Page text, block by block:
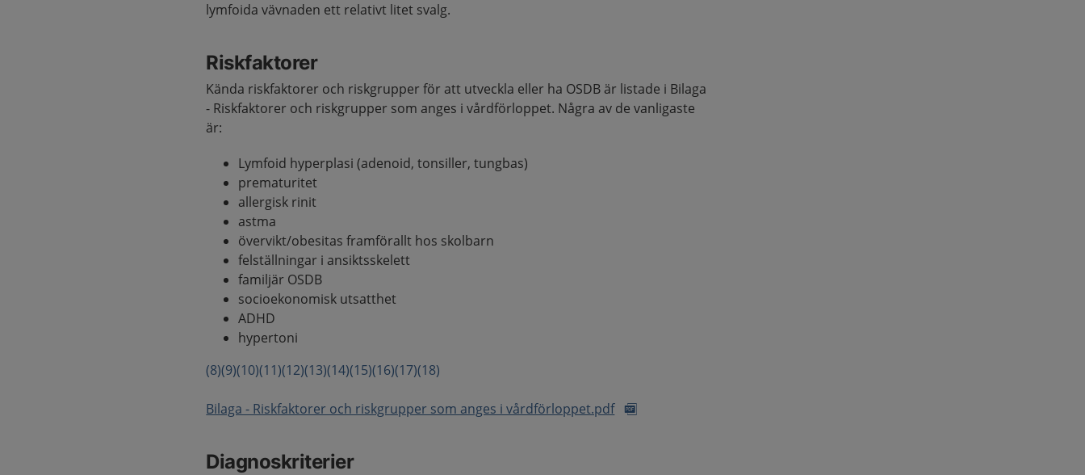
lymfoida vävnaden ett relativt litet svalg.
Riskfaktorer
Kända riskfaktorer och riskgrupper för att utveckla eller ha OSDB är listade i Bilaga
- Riskfaktorer och riskgrupper som anges i vårdförloppet. Några av de vanligaste
är:
Lymfoid hyperplasi (adenoid, tonsiller, tungbas)
prematuritet
allergisk rinit
astma
övervikt/obesitas framförallt hos skolbarn
felställningar i ansiktsskelett
familjär OSDB
socioekonomisk utsatthet
ADHD
hypertoni
(8)(9)(10)(11)(12)(13)(14)(15)(16)(17)(18)
Bilaga - Riskfaktorer och riskgrupper som anges i vårdförloppet.pdf
Diagnoskriterier